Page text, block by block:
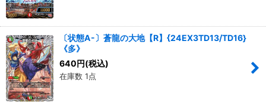
〔状態A-〕蒼龍の大地【R】{24EX3TD13/TD16}
《多》
640 円(税込)
在庫数 1点